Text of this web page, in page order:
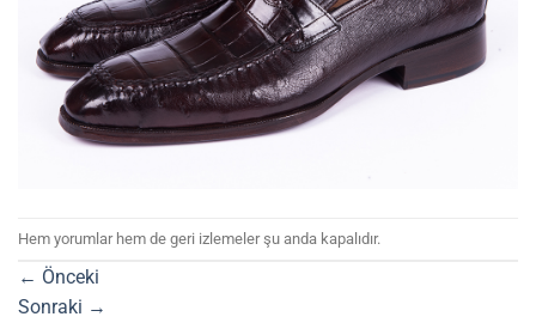
Hem yorumlar hem de geri izlemeler şu anda kapalıdır.
← Önceki
Sonraki →